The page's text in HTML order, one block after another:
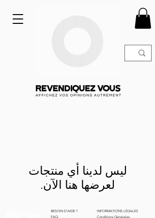
لعرضها هنا الآن.
BESOIN D'AIDE ?
FAQ
INFORMATIONS LÉGALES
Conditions Générales